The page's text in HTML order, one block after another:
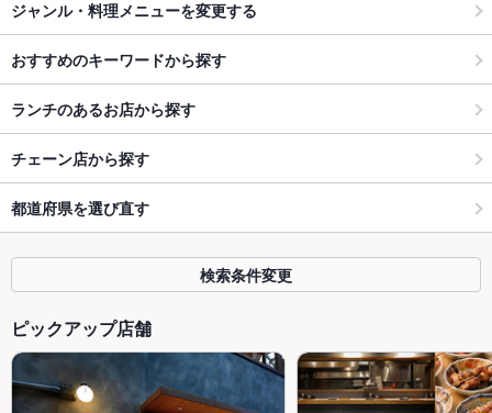
ジャンル・料理メニューを変更する
おすすめのキーワードから探す
ランチのあるお店から探す
チェーン店から探す
都道府県を選び直す
検索条件変更
ピックアップ店舗